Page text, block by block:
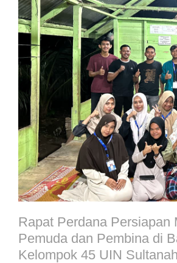
Rapat Perdana Persiapan
Pemuda dan Pembina di
Kelompok 45 UIN